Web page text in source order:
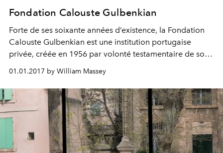
Fondation Calouste Gulbenkian
Forte de ses soixante années d’existence, la Fondation
Calouste Gulbenkian est une institution portugaise
privée, créée en 1956 par volonté testamentaire de son
fondateur dont elle porte le nom. Si son siège se situe à
Lisbonne, la délégation française de la Fondation mène
de multiples activités dans les domaines de l’éducation,
de la science et des arts. Une pluralité de points de vue
dont témoigne le Festival de l’incertitude qui débute cet
automne. L’Officiel Art a rencontré son précédent
directeur, João Caraça, avant la nomination de Miguel
Magalhaes.
01.01.2017 by William Massey